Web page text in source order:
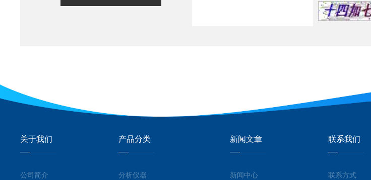
关于我们
公司简介
产品分类
分析仪器
新闻文章
新闻中心
联系我们
联系方式